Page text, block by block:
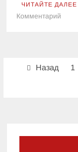
ЧИТАЙТЕ ДАЛЕЕ
Комментарий
Пагинация
Назад 1